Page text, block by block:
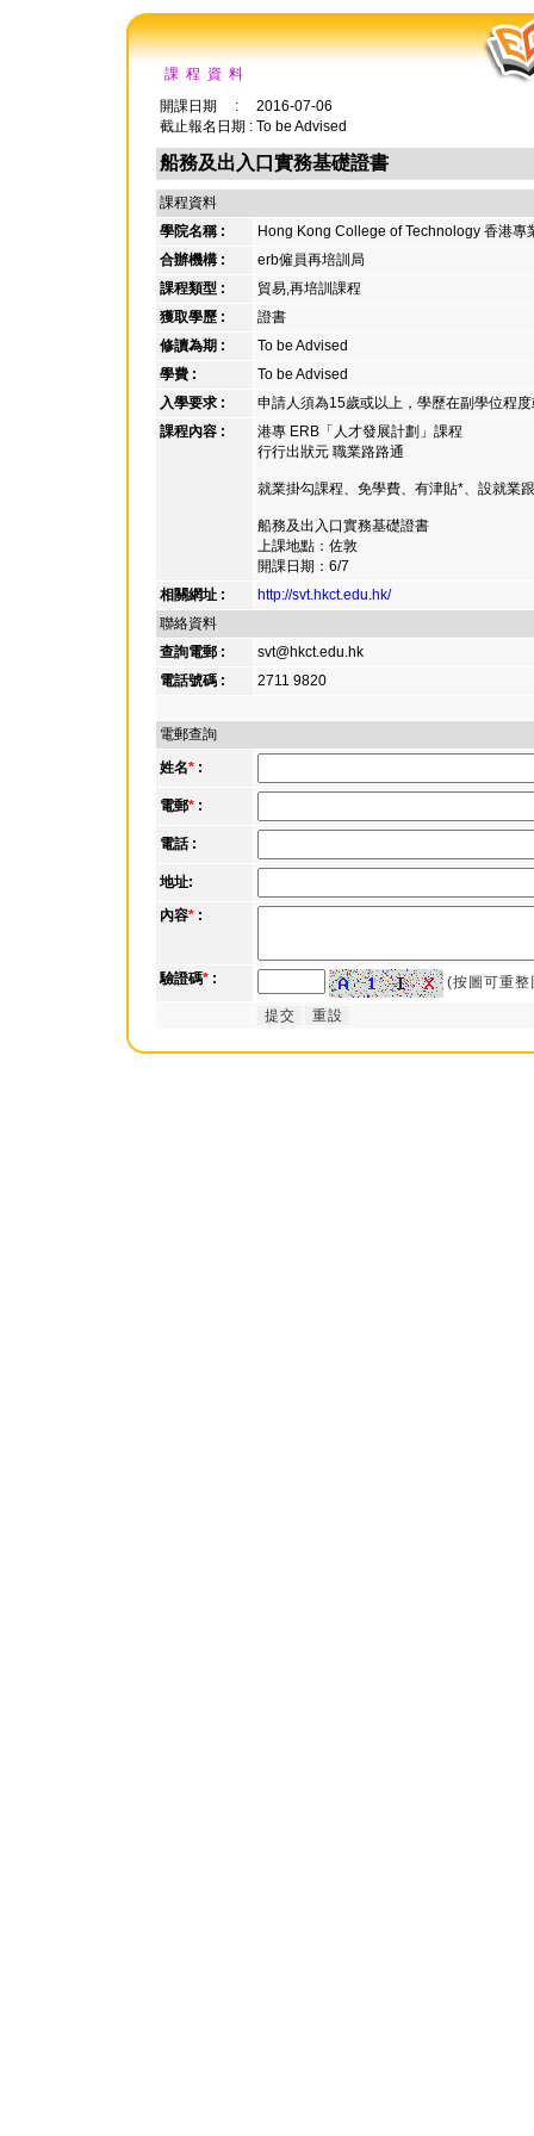
課 程 資 料
開課日期 : 2016-07-06
截止報名日期 : To be Advised
船務及出入口實務基礎證書
課程資料
學院名稱 :
Hong Kong College of Technology 香港專
合辦機構 :
erb僱員再培訓局
課程類型 :
貿易,再培訓課程
獲取學歷 :
證書
修讀為期 :
To be Advised
學費 :
To be Advised
入學要求 :
申請人須為15歲或以上，學歷在副學位程
課程內容 :
港專 ERB「人才發展計劃」課程
行行出狀元 職業路路通
就業掛勾課程、免學費、有津貼*、設就業
船務及出入口實務基礎證書
上課地點：佐敦
開課日期：6/7
相關網址 :
http://svt.hkct.edu.hk/
聯絡資料
查詢電郵 :
svt@hkct.edu.hk
電話號碼 :
2711 9820
電郵查詢
姓名* :
電郵* :
電話 :
地址:
內容* :
驗證碼* : (按圖可重